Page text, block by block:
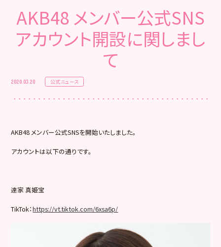
AKB48 メンバー公式SNS
アカウント開設に関しまし
て
2020.03.20 公式ニュース
AKB48 メンバー公式SNSを開始いたしました。
アカウントは以下の通りです。
達家 真姫宝
TikTok：https://vt.tiktok.com/6xsa6p/